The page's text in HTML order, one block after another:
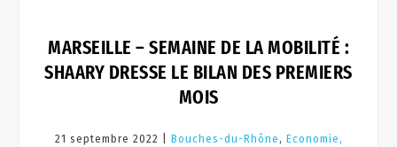
MARSEILLE – SEMAINE DE LA MOBILITÉ :
SHAARY DRESSE LE BILAN DES PREMIERS
MOIS
21 septembre 2022 | Bouches-du-Rhône , Economie,